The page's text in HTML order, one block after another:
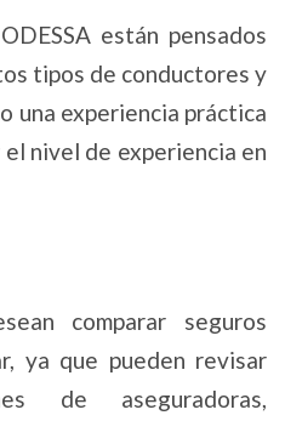
están pensados
tipos de conductores y
una experiencia práctica
nivel de experiencia en
comparar seguros
ya que pueden revisar
de aseguradoras,